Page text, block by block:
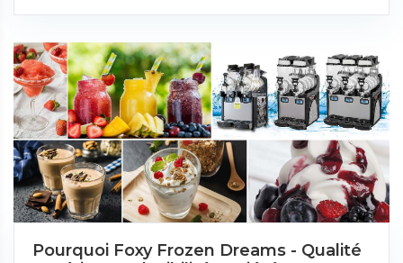
Pourquoi Foxy Frozen Dreams - Qualité